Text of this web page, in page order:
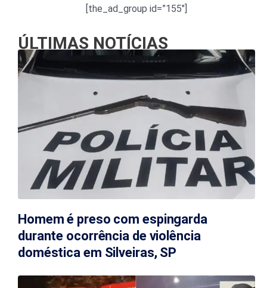
[the_ad_group id=”155″]
ÚLTIMAS NOTÍCIAS
Homem é preso com espingarda
durante ocorrência de violência
doméstica em Silveiras, SP